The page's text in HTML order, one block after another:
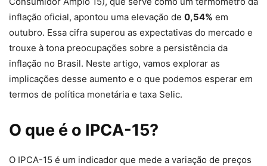
inflação oficial, apontou uma elevação de 0,54% em
outubro. Essa cifra superou as expectativas do mercado e
trouxe à tona preocupações sobre a persistência da
inflação no Brasil. Neste artigo, vamos explorar as
implicações desse aumento e o que podemos esperar em
termos de política monetária e taxa Selic.
O que é o IPCA-15?
O IPCA-15 é um indicador que mede a variação de preços